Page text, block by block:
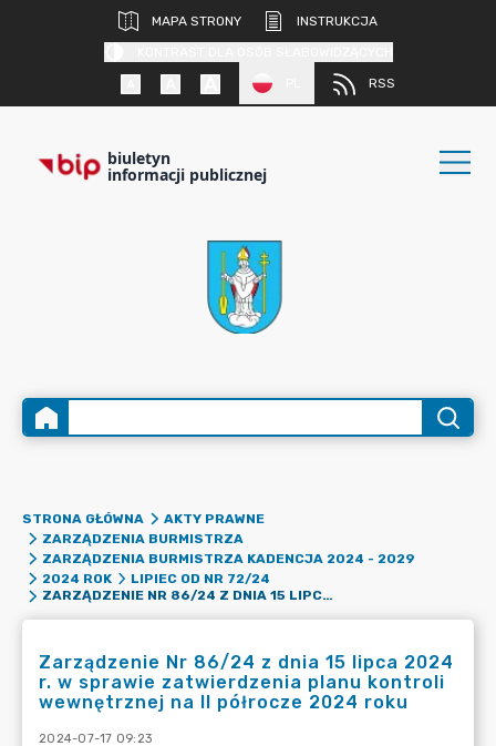
MAPA STRONY
INSTRUKCJA
RSS
biuletyn
informacji publicznej
STRONA GŁÓWNA
AKTY PRAWNE
ZARZĄDZENIA BURMISTRZA
ZARZĄDZENIA BURMISTRZA KADENCJA 2024 - 2029
2024 ROK
LIPIEC OD NR 72/24
ZARZĄDZENIE NR 86/24 Z DNIA 15 LIPCA 2024 R. W SPRAWIE ZATWIERDZENIA PLANU KONTROLI WEWNĘTRZNEJ NA II PÓŁROCZE 2024 ROKU
Zarządzenie Nr 86/24 z dnia 15 lipca 2024
r. w sprawie zatwierdzenia planu kontroli
wewnętrznej na II półrocze 2024 roku
2024-07-17 09:23